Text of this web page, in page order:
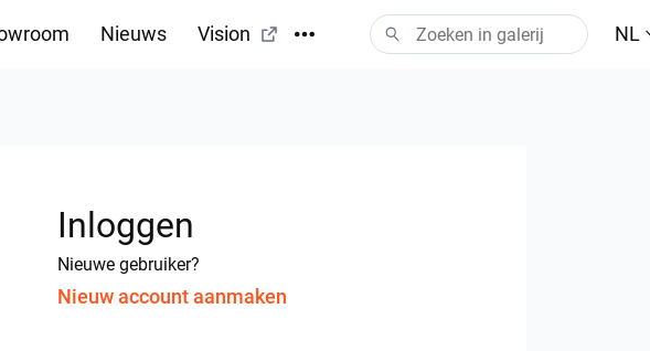
Nieuws Vision NL
Inloggen
Nieuwe gebruiker?
Nieuw account aanmaken